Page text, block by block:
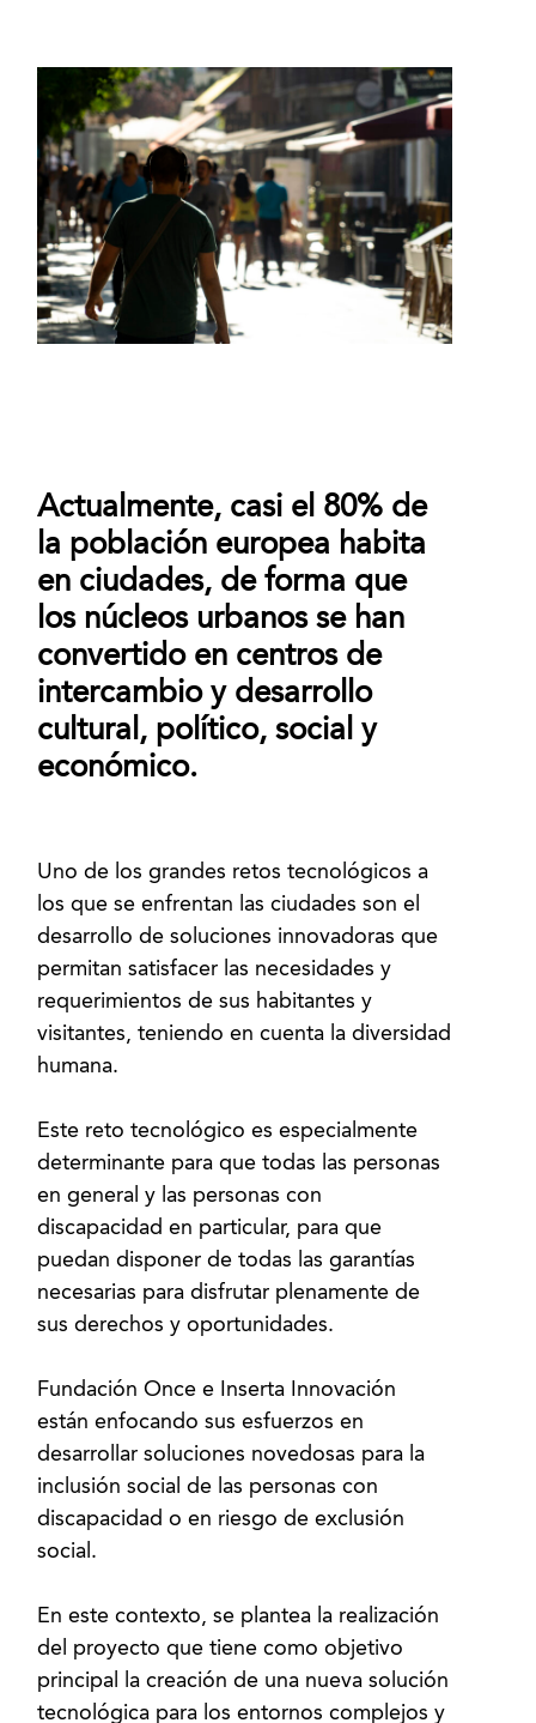
Actualmente, casi el 80% de
la población europea habita
en ciudades, de forma que
los núcleos urbanos se han
convertido en centros de
intercambio y desarrollo
cultural, político, social y
económico.
Uno de los grandes retos tecnológicos a
los que se enfrentan las ciudades son el
desarrollo de soluciones innovadoras que
permitan satisfacer las necesidades y
requerimientos de sus habitantes y
visitantes, teniendo en cuenta la diversidad
humana.
Este reto tecnológico es especialmente
determinante para que todas las personas
en general y las personas con
discapacidad en particular, para que
puedan disponer de todas las garantías
necesarias para disfrutar plenamente de
sus derechos y oportunidades.
Fundación Once e Inserta Innovación
están enfocando sus esfuerzos en
desarrollar soluciones novedosas para la
inclusión social de las personas con
discapacidad o en riesgo de exclusión
social.
En este contexto, se plantea la realización
del proyecto que tiene como objetivo
principal la creación de una nueva solución
tecnológica para los entornos complejos y